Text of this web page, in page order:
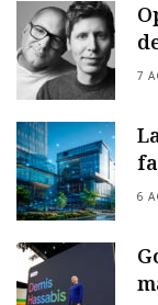
7
6